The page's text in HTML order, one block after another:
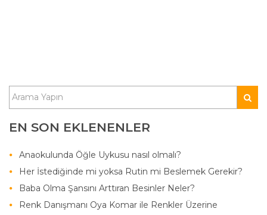
EN SON EKLENENLER
Anaokulunda Öğle Uykusu nasıl olmalı?
Her İstediğinde mi yoksa Rutin mi Beslemek Gerekir?
Baba Olma Şansını Arttıran Besinler Neler?
Renk Danışmanı Oya Komar ile Renkler Üzerine